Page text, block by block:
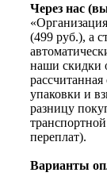
Через нас
(499 руб.), а
наши скидки
упаковки и
разницу
переплат).
Варианты